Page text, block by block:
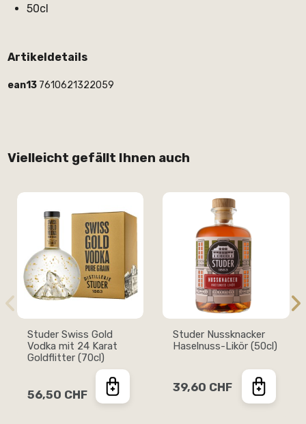
50cl
Artikeldetails
ean13 7610621322059
Vielleicht gefällt Ihnen auch
Studer Swiss Gold
Vodka mit 24 Karat
Goldflitter (70cl)
56,50 CHF
Studer Nussknacker
Haselnuss-Likör (50cl)
39,60 CHF